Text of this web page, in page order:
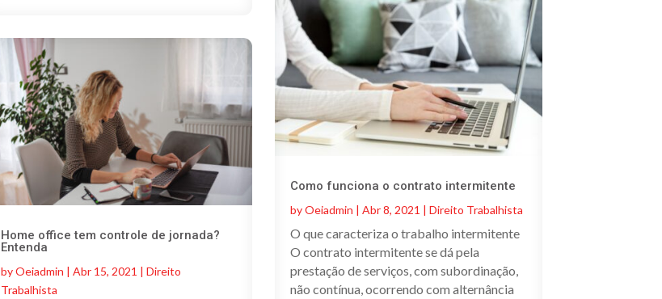
Home office tem controle de jornada?
Entenda
byOeiadmin | Abr 15, 2021 | Direito
Trabalhista
Como funciona o contrato intermitente
byOeiadmin |Abr 8, 2021 |Direito Trabalhista
O que caracteriza o trabalho intermitente
O contrato intermitente se dá pela
prestação de serviços, com subordinação,
não contínua, ocorrendo com alternância